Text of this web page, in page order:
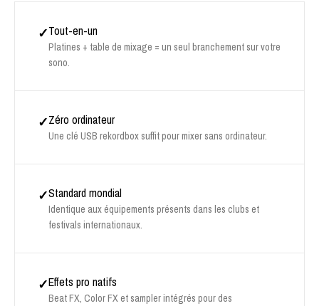
✓Tout-en-un
Platines + table de mixage = un seul branchement sur votre
sono.
✓Zéro ordinateur
Une clé USB rekordbox suffit pour mixer sans ordinateur.
✓Standard mondial
Identique aux équipements présents dans les clubs et
festivals internationaux.
✓Effets pro natifs
Beat FX, Color FX et sampler intégrés pour des